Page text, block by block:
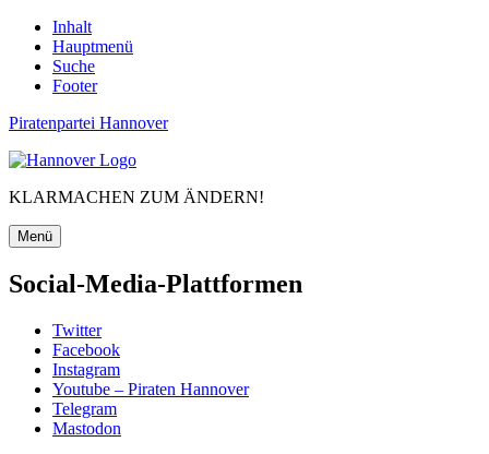
Inhalt
Hauptmenü
Suche
Footer
Piratenpartei Hannover
KLARMACHEN ZUM ÄNDERN!
Menü
Social-Media-Plattformen
Twitter
Facebook
Instagram
Youtube – Piraten Hannover
Telegram
Mastodon